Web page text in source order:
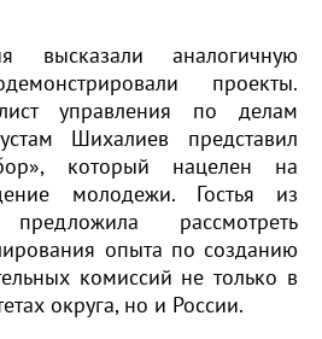
высказали аналогичную
проекты.
управления по делам
Шихалиев представил
который нацелен на
молодежи. Гостья из
рассмотреть
опыта по созданию
комиссий не только в
округа, но и России.